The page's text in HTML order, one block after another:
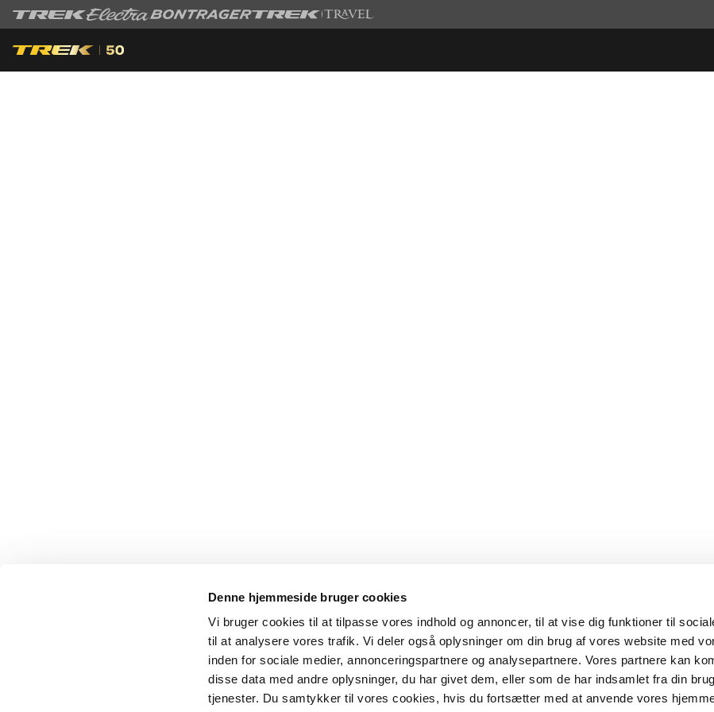
Denne hjemmeside bruger cookies
Vi bruger cookies til at tilpasse vores indhold og annoncer, til at vise dig funktioner til
til at analysere vores trafik. Vi deler også oplysninger om din brug af vores website med
inden for sociale medier, annonceringspartnere og analysepartnere. Vores partnere kan
disse data med andre oplysninger, du har givet dem, eller som de har indsamlet fra din
tjenester. Du samtykker til vores cookies, hvis du fortsætter med at anvende vores